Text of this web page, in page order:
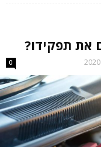
את תפקידו?
0